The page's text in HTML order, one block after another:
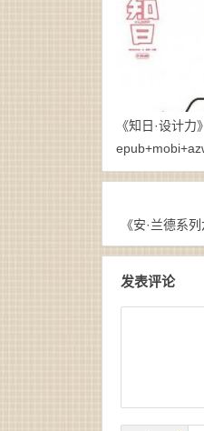
epub+mobi
《知日·设计力
《安·兰德系列
发表评论